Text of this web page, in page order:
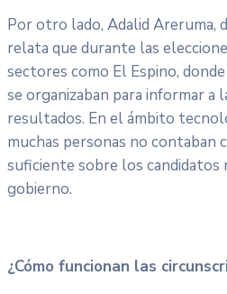
Por otro lado, Adalid Areruma,
relata que durante las
sectores como El Espino,
se organizaban para informar a
resultados. En el ámbito
muchas personas no contaban
suficiente sobre los candidatos
gobierno.
¿Cómo funcionan las